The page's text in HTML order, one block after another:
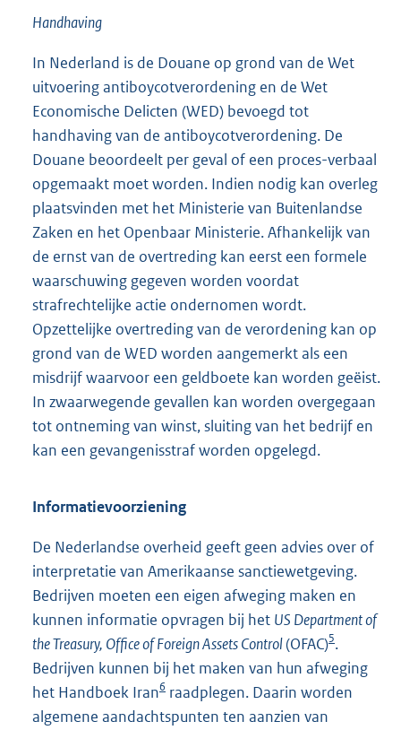
Handhaving
In Nederland is de Douane op grond van de Wet
uitvoering antiboycotverordening en de Wet
Economische Delicten (WED) bevoegd tot
handhaving van de antiboycotverordening. De
Douane beoordeelt per geval of een proces-verbaal
opgemaakt moet worden. Indien nodig kan overleg
plaatsvinden met het Ministerie van Buitenlandse
Zaken en het Openbaar Ministerie. Afhankelijk van
de ernst van de overtreding kan eerst een formele
waarschuwing gegeven worden voordat
strafrechtelijke actie ondernomen wordt.
Opzettelijke overtreding van de verordening kan op
grond van de WED worden aangemerkt als een
misdrijf waarvoor een geldboete kan worden geëist.
In zwaarwegende gevallen kan worden overgegaan
tot ontneming van winst, sluiting van het bedrijf en
kan een gevangenisstraf worden opgelegd.
Informatievoorziening
De Nederlandse overheid geeft geen advies over of
interpretatie van Amerikaanse sanctiewetgeving.
Bedrijven moeten een eigen afweging maken en
kunnen informatie opvragen bij het US Department of
the Treasury, Office of Foreign Assets Control(OFAC)5.
Bedrijven kunnen bij het maken van hun afweging
het Handboek Iran6 raadplegen. Daarin worden
algemene aandachtspunten ten aanzien van